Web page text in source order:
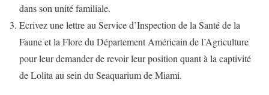
dans son unité familiale.
Ecrivez une lettre au Service d’Inspection de la Santé de la
Faune et la Flore du Département Américain de l’Agriculture
pour leur demander de revoir leur position quant à la captivité
de Lolita au sein du Seaquarium de Miami.